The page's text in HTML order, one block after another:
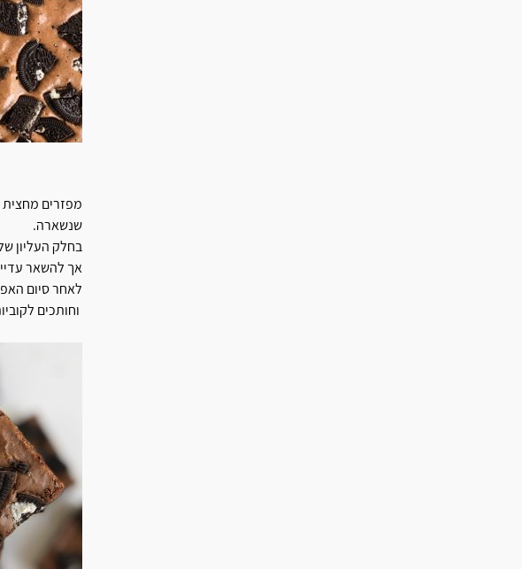
מפזרים מחצית
שנשארה.
אך להשאר
וחותכים